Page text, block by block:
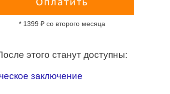
* 1399 ₽ со второго месяца
этого станут доступны:
заключение